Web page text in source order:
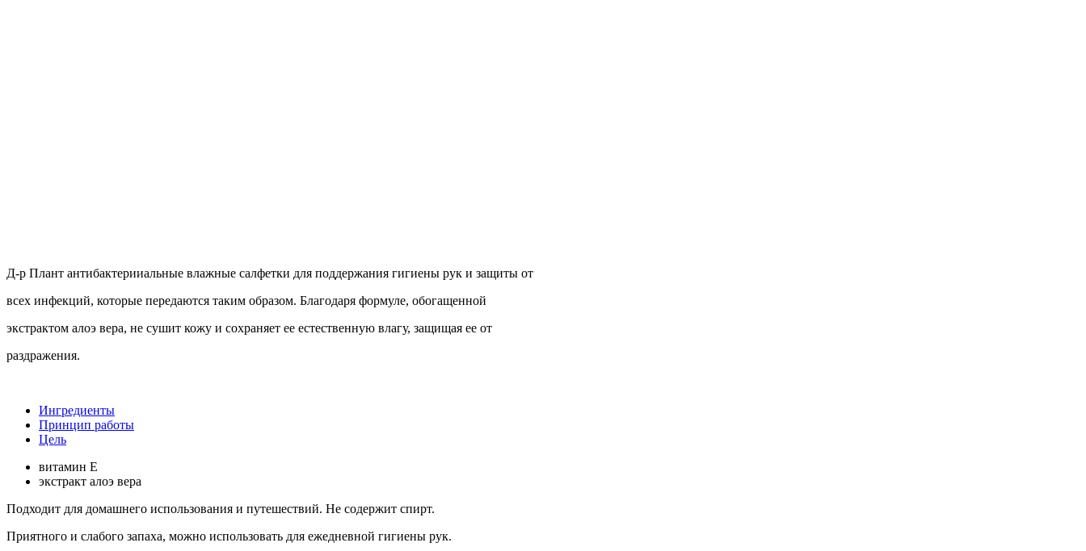
Д-р Плант антибактерииальные влажные салфетки для поддержания гигиены рук и защиты от
всех инфекций, которые передаются таким образом. Благодаря формуле, обогащенной
экстрактом алоэ вера, не сушит кожу и сохраняет ее естественную влагу, защищая ее от
раздражения.
Ингредиенты
Принцип работы
Цель
витамин Е
экстракт алоэ вера
Подходит для домашнего использования и путешествий. Не содержит спирт.
Приятного и слабого запаха, можно использовать для ежедневной гигиены рук.